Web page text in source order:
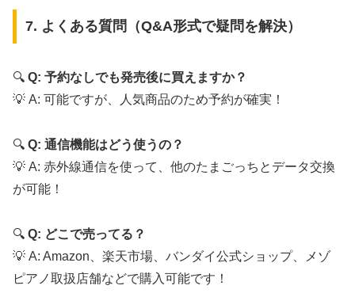
7. よくある質問（Q&A形式で疑問を解決）
🔍 Q: 予約なしでも発売後に買えますか？
💡 A: 可能ですが、人気商品のため予約が確実！
🔍 Q: 通信機能はどう使うの？
💡 A: 赤外線通信を使って、他のたまごっちとデータ交換
が可能！
🔍 Q: どこで売ってる？
💡 A: Amazon、楽天市場、バンダイ公式ショップ、メゾ
ピアノ取扱店舗などで購入可能です！